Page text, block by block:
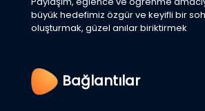
büyük hedefimiz özgür ve keyifli bir
oluşturmak, güzel anılar biriktirmek
Bağlantılar